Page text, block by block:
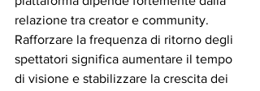
relazione tra creator e community.
Rafforzare la frequenza di ritorno degli
spettatori significa aumentare il tempo
di visione e stabilizzare la crescita dei